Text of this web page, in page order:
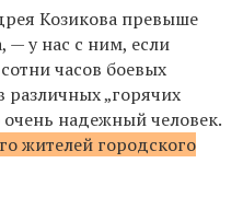
Козикова превыше
— у нас с ним, если
часов боевых
„горячих
очень надежный человек.
жителей городского